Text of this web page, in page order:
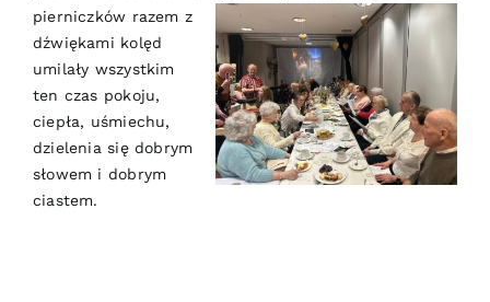
pierniczków razem z
dźwiękami kolęd
umilały wszystkim
ten czas pokoju,
ciepła, uśmiechu,
dzielenia się dobrym
słowem i dobrym
ciastem.